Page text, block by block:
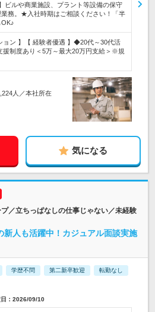
ビルや商業施設、プラント等設備の保守
業務。★入社時期はご相談ください！「半
ョン 】【 経験者優遇 】◆20代～30代活
制度あり＜5万～最大20万円支給＞※規
人／本社所在
気になる
／立ちっぱなしの仕事じゃない／未経験
新人も活躍中！カジュアル面談実施
学歴不問 第二新卒歓迎 転勤なし
：2026/09/10